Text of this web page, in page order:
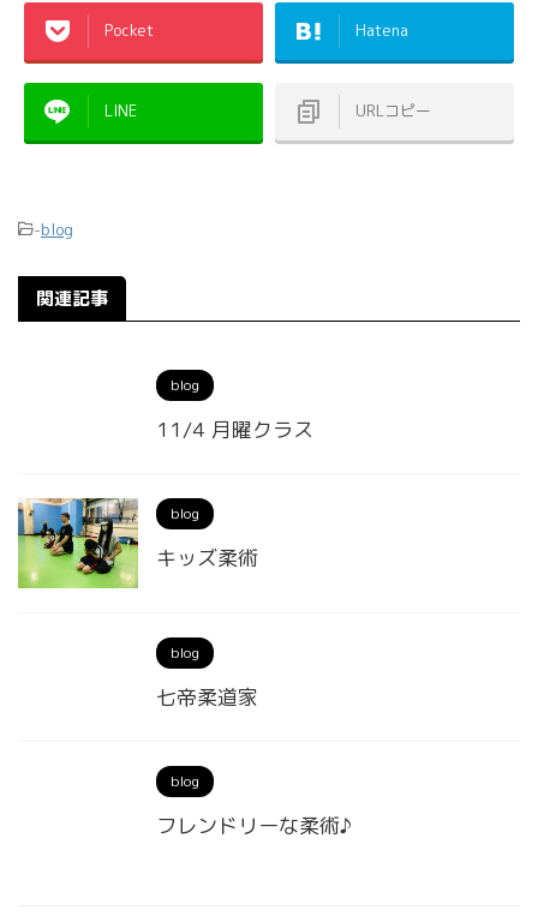
Pocket Hatena
LINE URLコピー
-blog
関連記事
blog
11/4 月曜クラス
blog
キッズ柔術
blog
七帝柔道家
blog
フレンドリーな柔術♪